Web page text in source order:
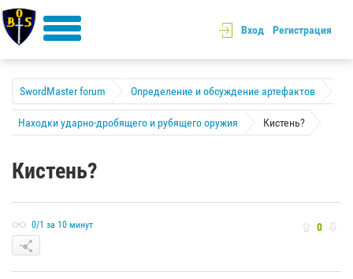
Вход Регистрация
SwordMaster forum Определение и обсуждение артефактов
Находки ударно-дробящего и рубящего оружия Кистень?
Кистень?
0/1 за 10 минут 0